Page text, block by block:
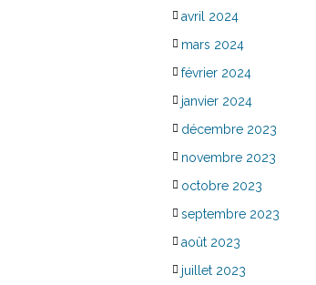
avril 2024
mars 2024
février 2024
janvier 2024
décembre 2023
novembre 2023
octobre 2023
septembre 2023
août 2023
juillet 2023